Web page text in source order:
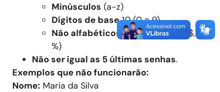
Minúsculos (a-z)
Dígitos de base10 (0 a 9)
Não alfabéticos (por exemplo, !, $, #,
%)
Não ser igual as 5 últimas senhas.
Exemplos que não funcionarão:
Nome: Maria da Silva